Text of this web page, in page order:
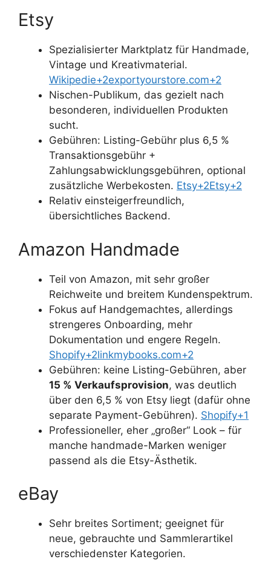
Etsy
Spezialisierter Marktplatz für Handmade,
Vintage und Kreativmaterial.
Wikipedie+2exportyourstore.com+2
Nischen-Publikum, das gezielt nach
besonderen, individuellen Produkten
sucht.
Gebühren: Listing-Gebühr plus 6,5 %
Transaktionsgebühr +
Zahlungsabwicklungsgebühren, optional
zusätzliche Werbekosten. Etsy+2Etsy+2
Relativ einsteigerfreundlich,
übersichtliches Backend.
Amazon Handmade
Teil von Amazon, mit sehr großer
Reichweite und breitem Kundenspektrum.
Fokus auf Handgemachtes, allerdings
strengeres Onboarding, mehr
Dokumentation und engere Regeln.
Shopify+2linkmybooks.com+2
Gebühren: keine Listing-Gebühren, aber
15 % Verkaufsprovision, was deutlich
über den 6,5 % von Etsy liegt (dafür ohne
separate Payment-Gebühren). Shopify+1
Professioneller, eher „großer“ Look – für
manche handmade-Marken weniger
passend als die Etsy-Ästhetik.
eBay
Sehr breites Sortiment; geeignet für
neue, gebrauchte und Sammlerartikel
verschiedenster Kategorien.